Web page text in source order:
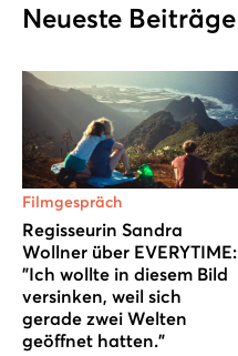
Neueste Beiträge
Filmgespräch
Regisseurin Sandra
Wollner über EVERYTIME:
"Ich wollte in diesem Bild
versinken, weil sich
gerade zwei Welten
geöffnet hatten."